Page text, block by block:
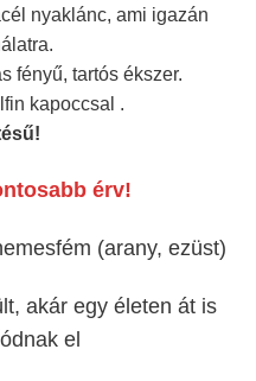
nyaklánc, ami igazán
fényű, tartós ékszer.
kapoccsal .
érv!
(arany, ezüst)
akár egy életen át is
el